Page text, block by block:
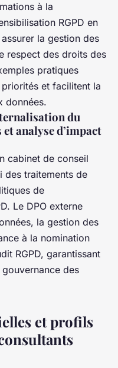
à la
RGPD en
la gestion des
respect des droits des
pratiques
priorités et facilitent la
données.
du
analyse d’impact
cabinet de conseil
des traitements de
de
Le DPO externe
la gestion des
à la nomination
RGPD, garantissant
des
et profils